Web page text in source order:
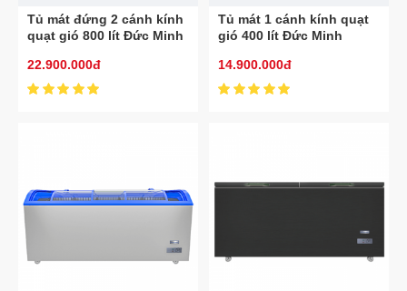
Tủ mát đứng 2 cánh kính
quạt gió 800 lít Đức Minh
22.900.000đ
Tủ mát 1 cánh kính quạt
gió 400 lít Đức Minh
14.900.000đ